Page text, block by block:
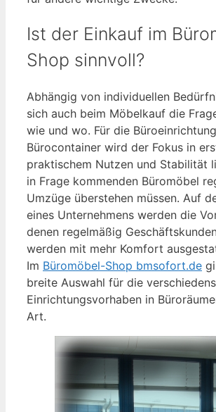
Ist der Einkauf im
Shop sinnvoll?
Abhängig von individuellen
sich auch beim Möbelkauf die
wie und wo. Für die
Bürocontainer wird der Fokus in
praktischem Nutzen und Stabilität
in Frage kommenden Büromöbel
Umzüge überstehen müssen. Auf
eines Unternehmens werden die
denen regelmäßig
werden mit mehr Komfort
Im Büromöbel-Shop bmsofort.de
breite Auswahl für die
Einrichtungsvorhaben in
Art.